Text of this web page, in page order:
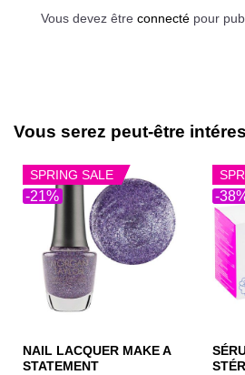
Vous devez être connecté pour
Vous serez peut-être
-21%
SPRING SALE
NAIL LACQUER MAKE A
STATEMENT
-